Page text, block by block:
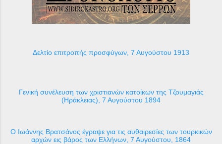
Δελτίο επιτροπής προσφύγων, 7 Αυγούστου 1913
Γενική συνέλευση των χριστιανών κατοίκων της Τζουμαγιάς
(Ηράκλειας), 7 Αυγούστου 1894
Ο Ιωάννης Βρατσάνος έγραψε για τις αυθαιρεσίες των τουρκικών
αρχών εις βάρος των Ελλήνων, 7 Αυγούστου, 1864